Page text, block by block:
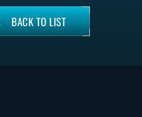
BACK TO LIST